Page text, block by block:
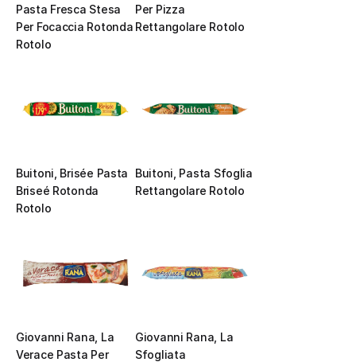
Pasta Fresca Stesa
Per Focaccia Rotonda
Rotolo
Per Pizza
Rettangolare Rotolo
Buitoni, Brisée Pasta
Briseé Rotonda
Rotolo
Buitoni, Pasta Sfoglia
Rettangolare Rotolo
Giovanni Rana, La
Verace Pasta Per
Giovanni Rana, La
Sfogliata